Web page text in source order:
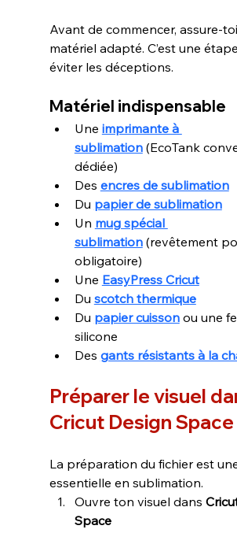
Avant de commencer, assure-
matériel adapté. C’est une
éviter les déceptions.
Matériel indispensable
Une imprimante à
sublimation (EcoTank
dédiée)
Des encres de sublimation
Du papier de sublimation
Un mug spécial
sublimation (revêtement
obligatoire)
Une EasyPress Cricut
Du scotch thermique
Du papier cuisson ou une
silicone
Des gants résistants à la
Préparer le visuel
Cricut Design Space
La préparation du fichier est
essentielle en sublimation.
Ouvre ton visuel dans
Space